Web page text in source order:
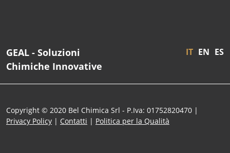
GEAL - Soluzioni
Chimiche Innovative
IT EN ES
Copyright © 2020 Bel Chimica Srl - P.Iva: 01752820470 |
Privacy Policy | Contatti | Politica per la Qualità